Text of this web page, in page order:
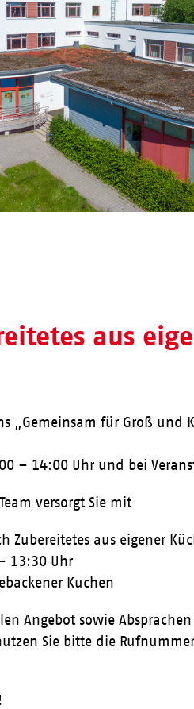
aus
„Gemeinsam für Groß und
– 14:00 Uhr und bei
versorgt Sie mit
Zubereitetes aus eigener
13:30 Uhr
Kuchen
Angebot sowie
Sie bitte die